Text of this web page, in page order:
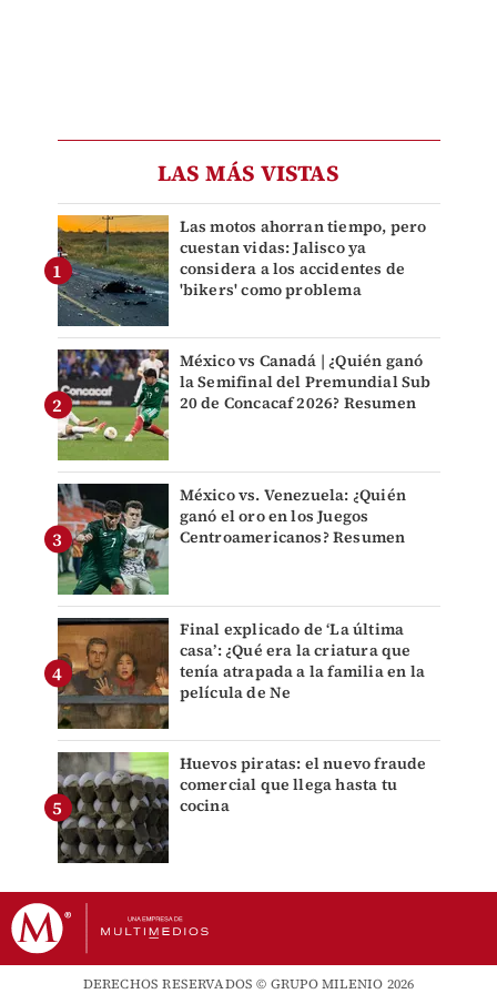
LAS MÁS VISTAS
Las motos ahorran tiempo, pero
cuestan vidas: Jalisco ya
considera a los accidentes de
'bikers' como problema
México vs Canadá | ¿Quién ganó
la Semifinal del Premundial Sub
20 de Concacaf 2026? Resumen
México vs. Venezuela: ¿Quién
ganó el oro en los Juegos
Centroamericanos? Resumen
Final explicado de ‘La última
casa’: ¿Qué era la criatura que
tenía atrapada a la familia en la
película de Ne
Huevos piratas: el nuevo fraude
comercial que llega hasta tu
cocina
DERECHOS RESERVADOS © GRUPO MILENIO 2026